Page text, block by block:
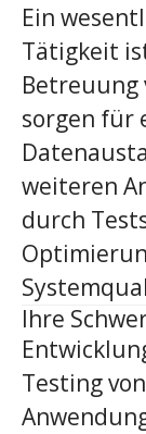
Ein
Tätigkeit
Betreuung
sorgen für
weiteren
durch
Ihre
Testing